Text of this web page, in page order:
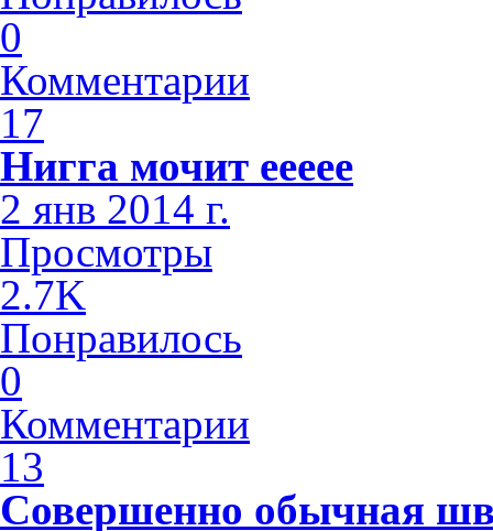
0
Комментарии
17
Нигга мочит еееее
2 янв 2014 г.
Просмотры
2.7K
Понравилось
0
Комментарии
13
Совершенно обычная